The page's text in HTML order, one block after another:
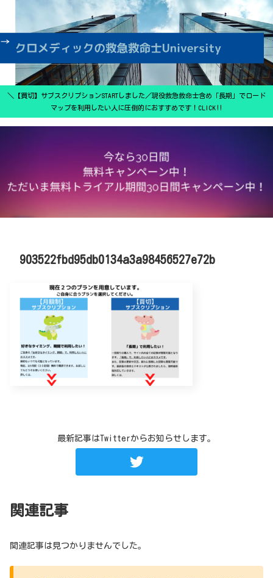
＼【買切】サブスクリプションSTARTしました／現役救急救命士含め「長期」でロード
マップを利用したい人に圧倒的におすすめです！CLICK‼
903522fbd95db0134a3a98456527e72b
最新記事はTwitterからお知らせします。
関連記事
関連記事は見つかりませんでした。